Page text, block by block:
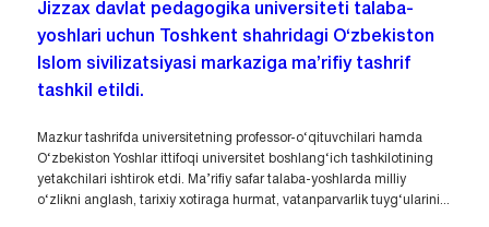
Jizzax davlat pedagogika universiteti talaba-
yoshlari uchun Toshkent shahridagi O‘zbekiston
Islom sivilizatsiyasi markaziga ma’rifiy tashrif
tashkil etildi.
Mazkur tashrifda universitetning professor-o‘qituvchilari hamda
O‘zbekiston Yoshlar ittifoqi universitet boshlang‘ich tashkilotining
yetakchilari ishtirok etdi. Ma’rifiy safar talaba-yoshlarda milliy
o‘zlikni anglash, tarixiy xotiraga hurmat, vatanparvarlik tuyg‘ularini...